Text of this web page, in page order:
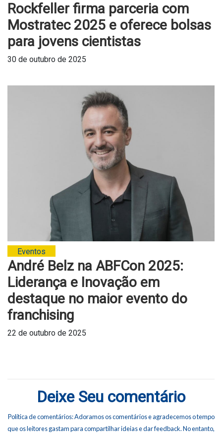
Rockfeller firma parceria com
Mostratec 2025 e oferece bolsas
para jovens cientistas
30 de outubro de 2025
Eventos
André Belz na ABFCon 2025:
Liderança e Inovação em
destaque no maior evento do
franchising
22 de outubro de 2025
Deixe Seu comentário
Política de comentários: Adoramos os comentários e agradecemos o tempo
que os leitores gastam para compartilhar ideias e dar feedback. No entanto,